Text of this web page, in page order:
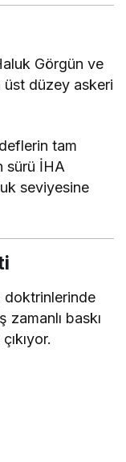
Görgün ve
üst düzey askeri
tam
sürü İHA
seviyesine
doktrinlerinde
baskı